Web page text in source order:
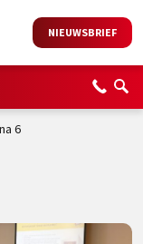
NIEUWSBRIEF
6